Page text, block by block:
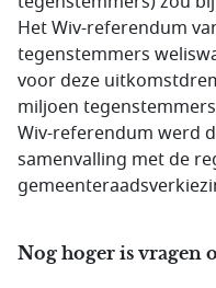
Het Wiv-referendum
tegenstemmers
voor deze
miljoen
Wiv-referendum werd
samenvalling met de
Nog hoger is vragen